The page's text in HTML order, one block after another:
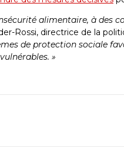
alimentaire, à des
Rossi, directrice de la
de protection sociale
»